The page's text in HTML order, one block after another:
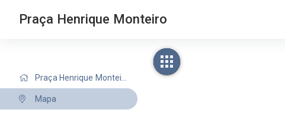
Praça Henrique Monteiro
Praça Henrique Monteiro
Mapa